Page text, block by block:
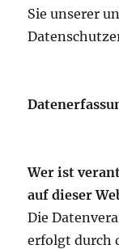
Sie unserer
Wer ist
auf dieser
Die
erfolgt durch